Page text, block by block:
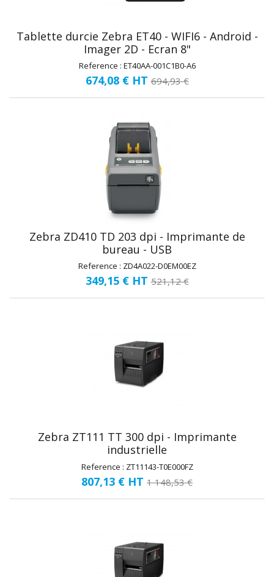
Tablette durcie Zebra ET40 - WIFI6 - Android -
Imager 2D - Ecran 8"
Reference : ET40AA-001C1B0-A6
674,08 € HT 694,93 €
Zebra ZD410 TD 203 dpi - Imprimante de
bureau - USB
Reference : ZD4A022-D0EM00EZ
349,15 € HT 521,12 €
Zebra ZT111 TT 300 dpi - Imprimante
industrielle
Reference : ZT11143-T0E000FZ
807,13 € HT 1 148,53 €